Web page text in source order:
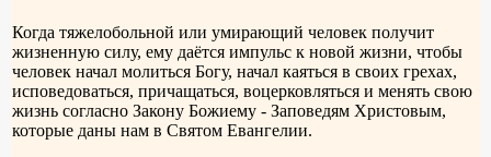
Когда тяжелобольной или умирающий человек получит
жизненную силу, ему даётся импульс к новой жизни, чтобы
человек начал молиться Богу, начал каяться в своих грехах,
исповедоваться, причащаться, воцерковляться и менять свою
жизнь согласно Закону Божиему - Заповедям Христовым,
которые даны нам в Святом Евангелии.